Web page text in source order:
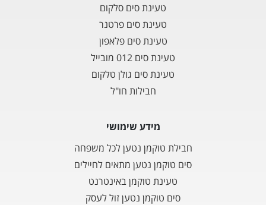
טעינת סים סלקום
טעינת סים פרטנר
טעינת סים פלאפון
טעינת סים 012 מובייל
טעינת סים גולן טלקום
חבילות חו"ל
מידע שימושי
חבילת טוקמן נטען לכל משפחה
סים טוקמן נטען מתאים לחיילים
טעינת טוקמן באינטרנט
סים טוקמן נטען זול לעסק